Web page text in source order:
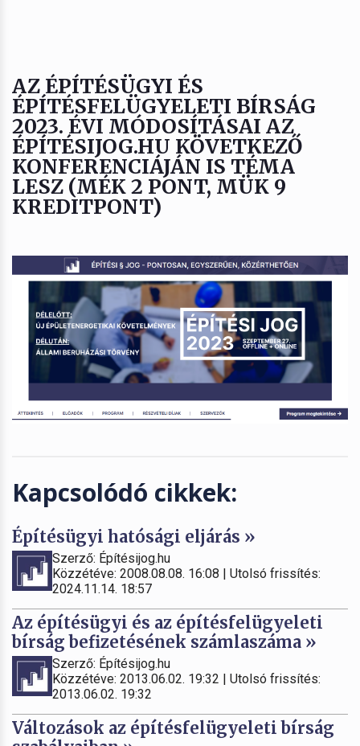
AZ ÉPÍTÉSÜGYI ÉS
ÉPÍTÉSFELÜGYELETI BÍRSÁG
2023. ÉVI MÓDOSÍTÁSAI AZ
ÉPÍTÉSIJOG.HU KÖVETKEZŐ
KONFERENCIÁJÁN IS TÉMA
LESZ (MÉK 2 PONT, MÜK 9
KREDITPONT)
Kapcsolódó cikkek:
Építésügyi hatósági eljárás »
Szerző: Építésijog.hu
Közzétéve: 2008.08.08. 16:08 | Utolsó frissítés:
2024.11.14. 18:57
Az építésügyi és az építésfelügyeleti
bírság befizetésének számlaszáma »
Szerző: Építésijog.hu
Közzétéve: 2013.06.02. 19:32 | Utolsó frissítés:
2013.06.02. 19:32
Változások az építésfelügyeleti bírság